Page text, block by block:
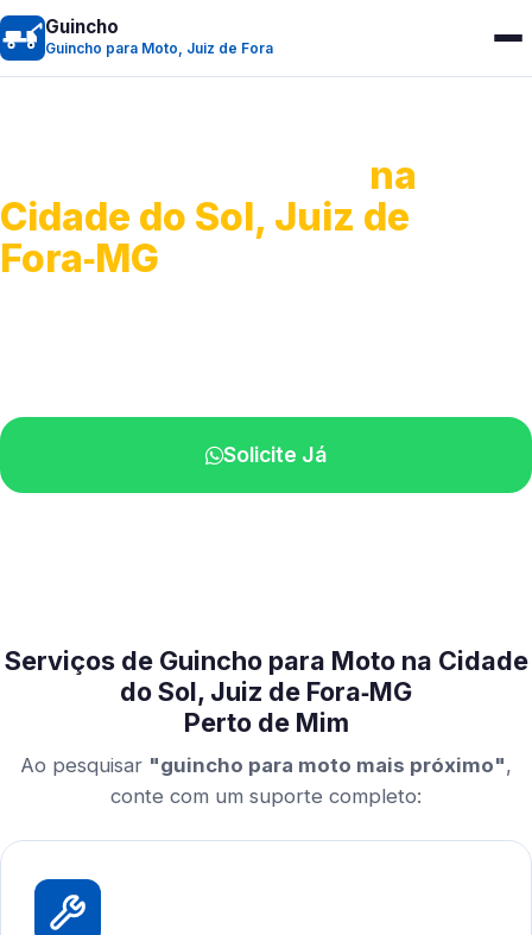
Guincho
Guincho para Moto, Juiz de Fora
na
Cidade do Sol, Juiz de
Fora‑MG
Solicite Já
Serviços de Guincho para Moto na Cidade
do Sol, Juiz de Fora‑MG
Perto de Mim
Ao pesquisar "guincho para moto mais próximo",
conte com um suporte completo: